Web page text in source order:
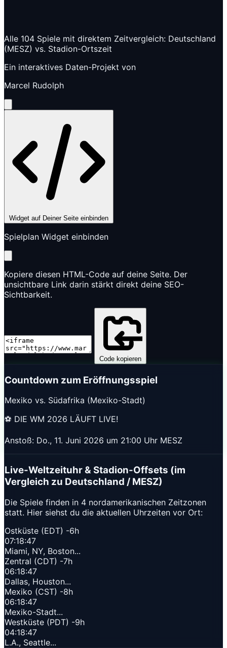
Alle 104 Spiele mit direktem Zeitvergleich: Deutschland
(MESZ) vs. Stadion-Ortszeit
Ein interaktives Daten-Projekt von
Marcel Rudolph
Widget auf Deiner Seite einbinden
Spielplan Widget einbinden
Kopiere diesen HTML-Code auf deine Seite. Der
unsichtbare Link darin stärkt direkt deine SEO-
Sichtbarkeit.
Code kopieren
Countdown zum Eröffnungsspiel
Mexiko vs. Südafrika (Mexiko-Stadt)
⚽ DIE WM 2026 LÄUFT LIVE!
Anstoß: Do., 11. Juni 2026 um 21:00 Uhr MESZ
Live-Weltzeituhr & Stadion-Offsets (im
Vergleich zu Deutschland / MESZ)
Die Spiele finden in 4 nordamerikanischen Zeitzonen
statt. Hier siehst du die aktuellen Uhrzeiten vor Ort:
Ostküste (EDT) -6h
07:18:48
Miami, NY, Boston...
Zentral (CDT) -7h
06:18:48
Dallas, Houston...
Mexiko (CST) -8h
06:18:48
Mexiko-Stadt...
Westküste (PDT) -9h
04:18:48
L.A., Seattle...